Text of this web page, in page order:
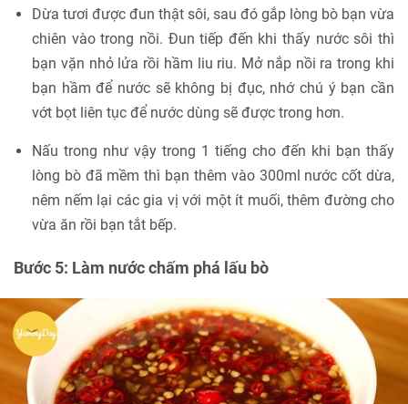
Dừa tươi được đun thật sôi, sau đó gắp lòng bò bạn vừa
chiên vào trong nồi. Đun tiếp đến khi thấy nước sôi thì
bạn vặn nhỏ lửa rồi hầm liu riu. Mở nắp nồi ra trong khi
bạn hầm để nước sẽ không bị đục, nhớ chú ý bạn cần
vớt bọt liên tục để nước dùng sẽ được trong hơn.
Nấu trong như vậy trong 1 tiếng cho đến khi bạn thấy
lòng bò đã mềm thì bạn thêm vào 300ml nước cốt dừa,
nêm nếm lại các gia vị với một ít muối, thêm đường cho
vừa ăn rồi bạn tắt bếp.
Bước 5: Làm nước chấm phá lấu bò